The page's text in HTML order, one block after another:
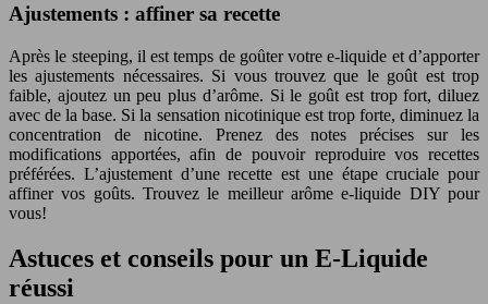
Ajustements : affiner sa recette
Après le steeping, il est temps de goûter votre e-liquide et d’apporter
les ajustements nécessaires. Si vous trouvez que le goût est trop
faible, ajoutez un peu plus d’arôme. Si le goût est trop fort, diluez
avec de la base. Si la sensation nicotinique est trop forte, diminuez la
concentration de nicotine. Prenez des notes précises sur les
modifications apportées, afin de pouvoir reproduire vos recettes
préférées. L’ajustement d’une recette est une étape cruciale pour
affiner vos goûts. Trouvez le meilleur arôme e-liquide DIY pour
vous!
Astuces et conseils pour un E-Liquide
réussi